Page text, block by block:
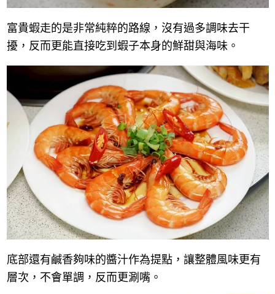
富貴蝦走的是非常純粹的路線，沒有過多調味去干
擾，反而更能直接吃到蝦子本身的鮮甜與海味。
底部還有鹹香夠味的醬汁作為提點，讓整體風味更有
層次，不會單調，反而更涮嘴。